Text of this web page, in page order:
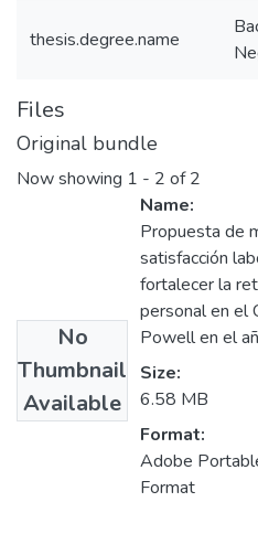
thesis.degree.name
Files
Original bundle
Now showing 1 - 2 of 2
No
Thumbnail
Available
Name:
Propuesta de
satisfacción
fortalecer la
personal en el
Powell en el
Size:
6.58 MB
Format:
Adobe
Format